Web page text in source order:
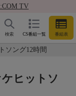
TV
CS番組一覧 番組表
検索
ソング12時間
ヒットソ